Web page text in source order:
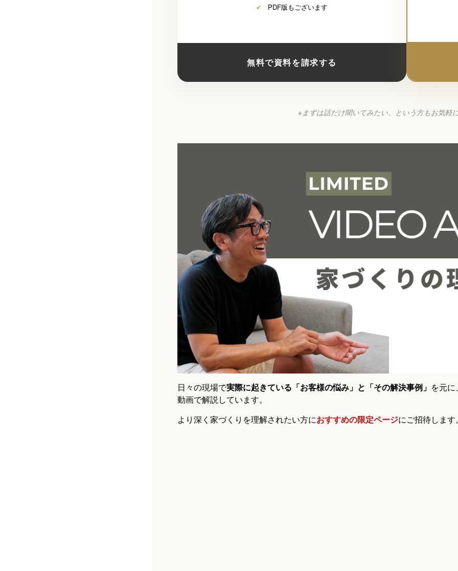
✔ PDF版もございます
無料で資料を請求する
※まずは話だけ聞いてみたい、という方もお気軽
日々の現場で実際に起きている「お客様の悩み」と「その解決事例」 を元
動画で解説しています。
より深く家づくりを理解されたい方におすすめの限定ページにご招待しま